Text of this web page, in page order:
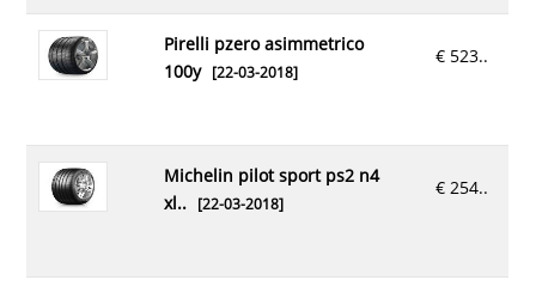
€ 523..
pirelli pzero asimmetrico
100y[22-03-2018]
€ 254..
michelin pilot sport ps2 n4
xl..[22-03-2018]